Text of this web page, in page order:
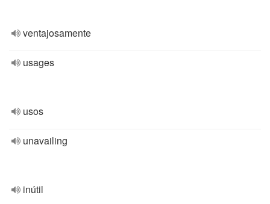
ventajosamente
usages
usos
unavailing
inútil